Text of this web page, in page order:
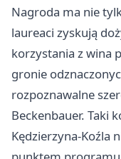
Nagroda ma nie
laureaci zyskują
korzystania z wina
gronie
rozpoznawalne
Beckenbauer. Taki
Kędzierzyna-Koźla